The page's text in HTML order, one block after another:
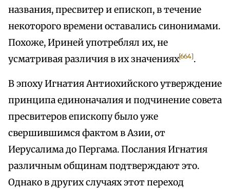
названия, пресвитер и епископ, в течение
некоторого времени оставались синонимами.
Похоже, Ириней употреблял их, не
усматривая различия в их значениях[664].
В эпоху Игнатия Антиохийского утверждение
принципа единоначалия и подчинение совета
пресвитеров епископу было уже
свершившимся фактом в Азии, от
Иерусалима до Пергама. Послания Игнатия
различным общинам подтверждают это.
Однако в других случаях этот переход